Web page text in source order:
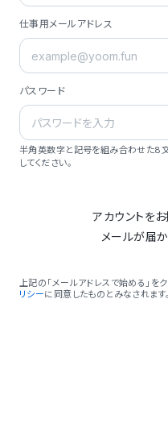
仕事用メールアドレス
パスワード
半角英数字と記号を組み合わせた8
してください。
アカウントを
メールが届
上記の「メールアドレスで始める」を
リシーに同意したものとみなされます。